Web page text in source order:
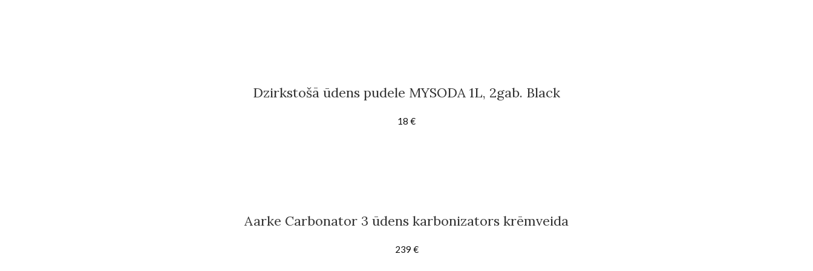
Dzirkstošā ūdens pudele MYSODA 1L, 2gab. Black
18 €
Aarke Carbonator 3 ūdens karbonizators krēmveida
239 €